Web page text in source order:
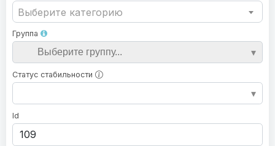
Выберите категорию
Группа
Статус стабильности
Id